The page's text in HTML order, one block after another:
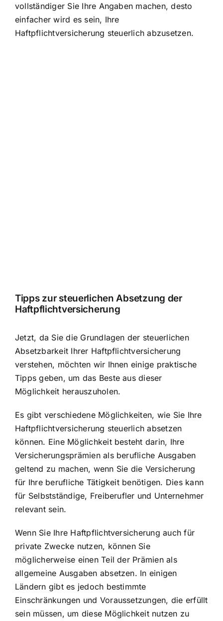
vollständiger Sie Ihre Angaben machen, desto
einfacher wird es sein, Ihre
Haftpflichtversicherung steuerlich abzusetzen.
Tipps zur steuerlichen Absetzung der
Haftpflichtversicherung
Jetzt, da Sie die Grundlagen der steuerlichen
Absetzbarkeit Ihrer Haftpflichtversicherung
verstehen, möchten wir Ihnen einige praktische
Tipps geben, um das Beste aus dieser
Möglichkeit herauszuholen.
Es gibt verschiedene Möglichkeiten, wie Sie Ihre
Haftpflichtversicherung steuerlich absetzen
können. Eine Möglichkeit besteht darin, Ihre
Versicherungsprämien als berufliche Ausgaben
geltend zu machen, wenn Sie die Versicherung
für Ihre berufliche Tätigkeitbenötigen. Dies kann
für Selbstständige, Freiberufler und Unternehmer
relevant sein.
Wenn Sie Ihre Haftpflichtversicherung auch für
private Zwecke nutzen, können Sie
möglicherweise einen Teil der Prämien als
allgemeine Ausgaben absetzen. In einigen
Ländern gibt es jedoch bestimmte
Einschränkungen und Voraussetzungen, die erfüllt
sein müssen, um diese Möglichkeit nutzen zu